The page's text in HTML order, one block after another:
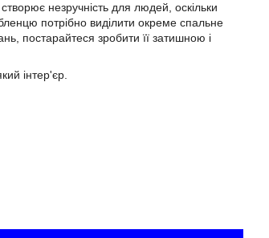
незручність для людей, оскільки
потрібно виділити окреме спальне
постарайтеся зробити її затишною і
інтер'єр.